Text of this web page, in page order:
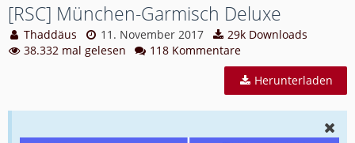
[RSC] München-Garmisch Deluxe
Thaddäus 11. November 2017
29k Downloads
38.332 mal gelesen
118 Kommentare
Herunterladen